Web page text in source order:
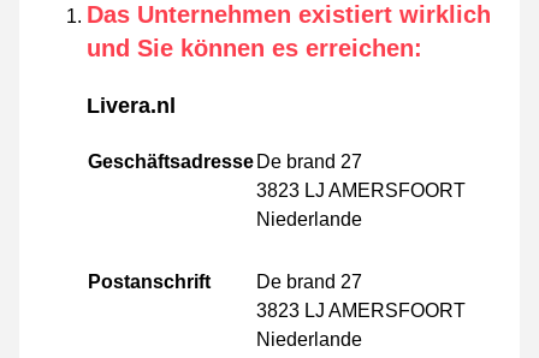
Das Unternehmen existiert wirklich
und Sie können es erreichen:
Livera.nl
Geschäftsadresse De brand 27
3823 LJ AMERSFOORT
Niederlande
Postanschrift
De brand 27
3823 LJ AMERSFOORT
Niederlande